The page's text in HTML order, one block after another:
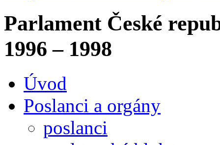
Parlament České
1996 – 1998
Úvod
Poslanci a orgány
poslanci